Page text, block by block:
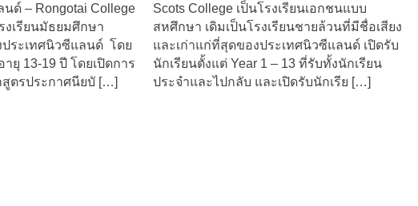
ด์ – Rongotai College
งเรียนมัธยมศึกษา
ระเทศนิวซีแลนด์ โดย
ยุ 13-19 ปี โดยเปิดการ
ตรประกาศนียบั […]
Scots College เป็นโรงเรียนเอกชนแบบ
สหศึกษา เดิมเป็นโรงเรียนชายล้วนที่มีชื่อเสียง
และเก่าแก่ที่สุดของประเทศนิวซีแลนด์ เปิดรับ
นักเรียนตั้งแต่ Year 1 – 13 ที่รับทั้งนักเรียน
ประจำและไปกลับ และเปิดรับนักเรีย […]